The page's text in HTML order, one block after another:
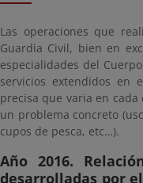
Las operaciones que
Guardia Civil, bien en
especialidades del
servicios extendidos en
precisa que varia en
un problema concreto
cupos de pesca, etc…).
Año 2016.
desarrolladas por